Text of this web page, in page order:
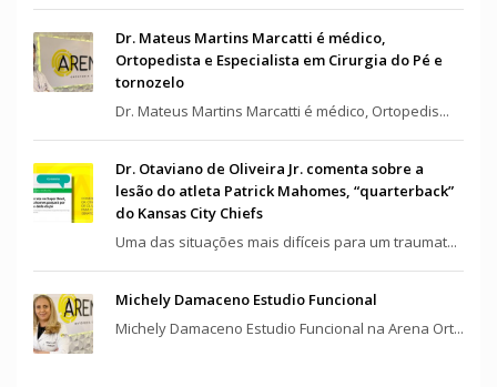
Dr. Mateus Martins Marcatti é médico,
Ortopedista e Especialista em Cirurgia do Pé e
tornozelo
Dr. Mateus Martins Marcatti é médico, Ortopedis...
Dr. Otaviano de Oliveira Jr. comenta sobre a
lesão do atleta Patrick Mahomes, “quarterback”
do Kansas City Chiefs
Uma das situações mais difíceis para um traumat...
Michely Damaceno Estudio Funcional
Michely Damaceno Estudio Funcional na Arena Ort...